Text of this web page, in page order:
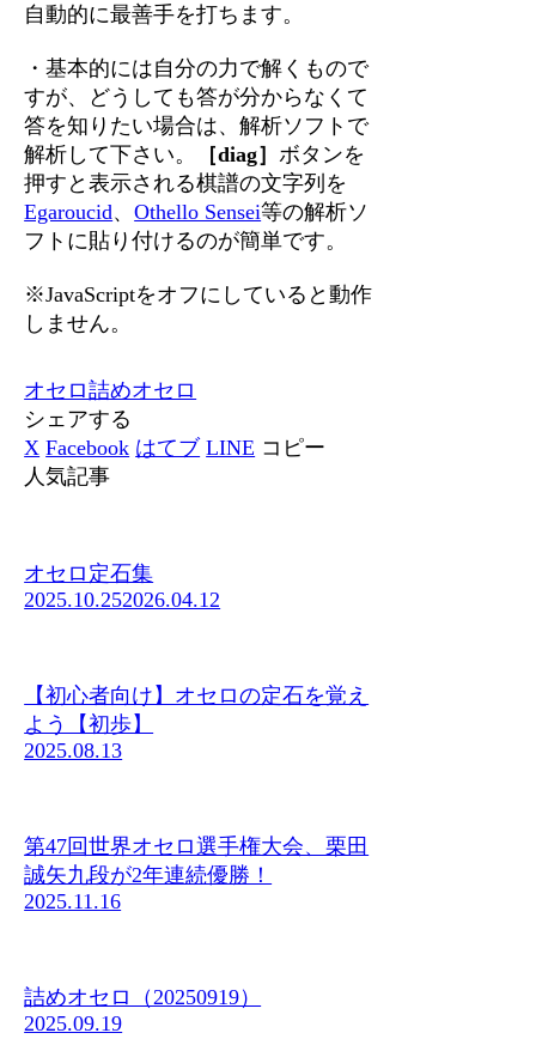
自動的に最善手を打ちます。
・基本的には自分の力で解くもので
すが、どうしても答が分からなくて
答を知りたい場合は、解析ソフトで
解析して下さい。
［diag］ ボタンを
押すと表示される棋譜の文字列を
Egaroucid、Othello Sensei等の解析ソ
フトに貼り付けるのが簡単です。
※JavaScriptをオフにしていると動作
しません。
オセロ詰めオセロ
シェアする
X Facebook はてブ LINE コピー
人気記事
オセロ定石集
2025.10.252026.04.12
【初心者向け】オセロの定石を覚え
よう【初歩】
2025.08.13
第47回世界オセロ選手権大会、栗田
誠矢九段が2年連続優勝！
2025.11.16
詰めオセロ（20250919）
2025.09.19